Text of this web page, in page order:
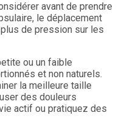
avant de prendre
le déplacement
de pression sur les
ou un faible
et non naturels.
la meilleure taille
des douleurs
actif ou pratiquez des